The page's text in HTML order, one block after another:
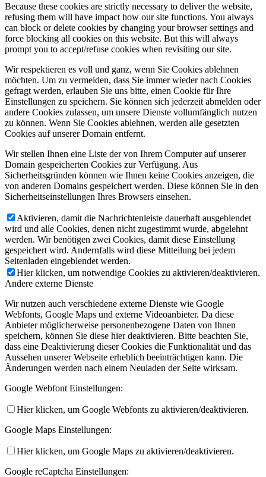
Because these cookies are strictly necessary to deliver the website,
refusing them will have impact how our site functions. You always
can block or delete cookies by changing your browser settings and
force blocking all cookies on this website. But this will always
prompt you to accept/refuse cookies when revisiting our site.
Wir respektieren es voll und ganz, wenn Sie Cookies ablehnen
möchten. Um zu vermeiden, dass Sie immer wieder nach Cookies
gefragt werden, erlauben Sie uns bitte, einen Cookie für Ihre
Einstellungen zu speichern. Sie können sich jederzeit abmelden oder
andere Cookies zulassen, um unsere Dienste vollumfänglich nutzen
zu können. Wenn Sie Cookies ablehnen, werden alle gesetzten
Cookies auf unserer Domain entfernt.
Wir stellen Ihnen eine Liste der von Ihrem Computer auf unserer
Domain gespeicherten Cookies zur Verfügung. Aus
Sicherheitsgründen können wie Ihnen keine Cookies anzeigen, die
von anderen Domains gespeichert werden. Diese können Sie in den
Sicherheitseinstellungen Ihres Browsers einsehen.
Aktivieren, damit die Nachrichtenleiste dauerhaft ausgeblendet
wird und alle Cookies, denen nicht zugestimmt wurde, abgelehnt
werden. Wir benötigen zwei Cookies, damit diese Einstellung
gespeichert wird. Andernfalls wird diese Mitteilung bei jedem
Seitenladen eingeblendet werden.
Hier klicken, um notwendige Cookies zu aktivieren/deaktivieren.
Andere externe Dienste
Wir nutzen auch verschiedene externe Dienste wie Google
Webfonts, Google Maps und externe Videoanbieter. Da diese
Anbieter möglicherweise personenbezogene Daten von Ihnen
speichern, können Sie diese hier deaktivieren. Bitte beachten Sie,
dass eine Deaktivierung dieser Cookies die Funktionalität und das
Aussehen unserer Webseite erheblich beeinträchtigen kann. Die
Änderungen werden nach einem Neuladen der Seite wirksam.
Google Webfont Einstellungen:
Hier klicken, um Google Webfonts zu aktivieren/deaktivieren.
Google Maps Einstellungen:
Hier klicken, um Google Maps zu aktivieren/deaktivieren.
Google reCaptcha Einstellungen: